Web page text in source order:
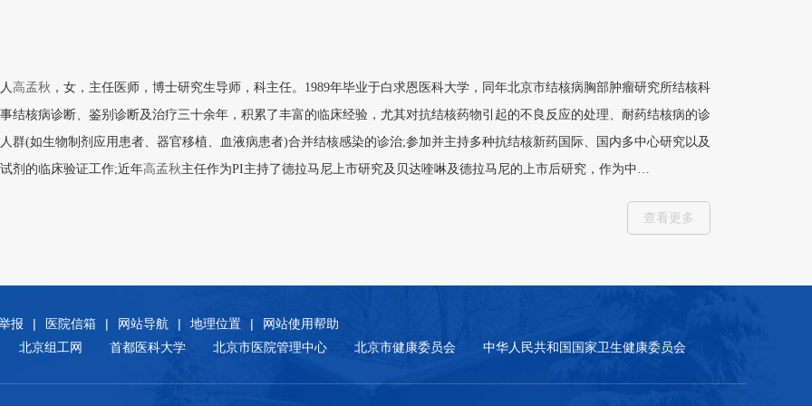
高孟秋 ，女，主任医师，博士研究生导师，科主任。1989年毕业于白求恩医科大学，同年北京市结核病胸部肿瘤研究所结核科
结核病诊断、鉴别诊断及治疗三十余年，积累了丰富的临床经验，尤其对抗结核药物引起的不良反应的处理、耐药结核病的诊
群(如生物制剂应用患者、器官移植、血液病患者)合并结核感染的诊治;参加并主持多种抗结核新药国际、国内多中心研究以及
剂的临床验证工作;近年高孟秋主任作为PI主持了德拉马尼上市研究及贝达喹啉及德拉马尼的上市后研究，作为中…
查看更多
报 | 医院信箱 | 网站导航 | 地理位置 |
网站使用帮助
北京组工网
首都医科大学 北京市医院管理中心 北京市健康委员会 中华人民共和国国家卫生健康委员会